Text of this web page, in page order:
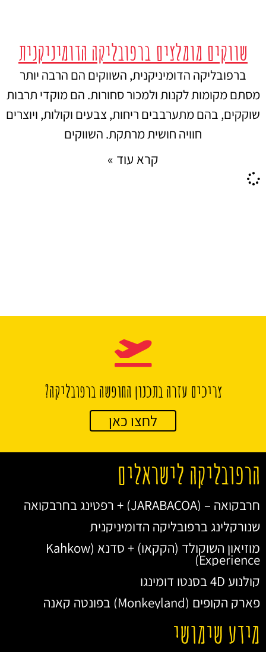
שווקים מומלצים ברפובליקה הדומיניקנית
ברפובליקה הדומיניקנית, השווקים הם הרבה יותר
מסתם מקומות לקנות ולמכור סחורות. הם מוקדי תרבות
שוקקים, בהם מתערבבים ריחות, צבעים וקולות, ויוצרים
חוויה חושית מרתקת. השווקים
קרא עוד »
צריכים עזרה בתכנון החופשה ברפובליקה?
לחצו כאן
הרפובליקה לישראלים
חרבקואה – (JARABACOA) + רפטינג בחרבקואה
שנורקלינג ברפובליקה הדומיניקנית
מוזיאון השוקולד (הקקאו) + סדנא (Kahkow
Experience)
קולנוע 4D בסנטו דומינגו
פארק הקופים (Monkeyland) בפונטה קאנה
מידע שימושי